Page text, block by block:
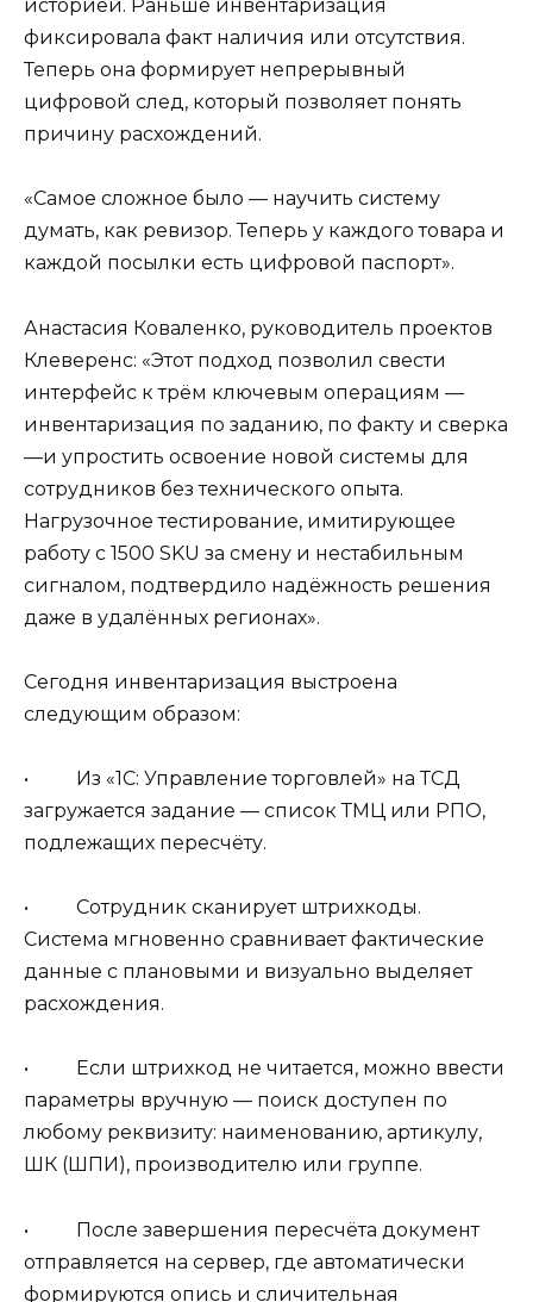
историей. Раньше инвентаризация
фиксировала факт наличия или отсутствия.
Теперь она формирует непрерывный
цифровой след, который позволяет понять
причину расхождений.
«Самое сложное было — научить систему
думать, как ревизор. Теперь у каждого товара и
каждой посылки есть цифровой паспорт».
Анастасия Коваленко, руководитель проектов
Клеверенс: «Этот подход позволил свести
интерфейс к трём ключевым операциям —
инвентаризация по заданию, по факту и сверка
—и упростить освоение новой системы для
сотрудников без технического опыта.
Нагрузочное тестирование, имитирующее
работу с 1500 SKU за смену и нестабильным
сигналом, подтвердило надёжность решения
даже в удалённых регионах».
Сегодня инвентаризация выстроена
следующим образом:
• Из «1С: Управление торговлей» на ТСД
загружается задание — список ТМЦ или РПО,
подлежащих пересчёту.
• Сотрудник сканирует штрихкоды.
Система мгновенно сравнивает фактические
данные с плановыми и визуально выделяет
расхождения.
• Если штрихкод не читается, можно ввести
параметры вручную — поиск доступен по
любому реквизиту: наименованию, артикулу,
ШК (ШПИ), производителю или группе.
• После завершения пересчёта документ
отправляется на сервер, где автоматически
формируются опись и сличительная